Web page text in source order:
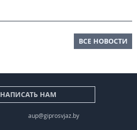
ВСЕ НОВОСТИ
НАПИСАТЬ НАМ
aup@giprosvjaz.by